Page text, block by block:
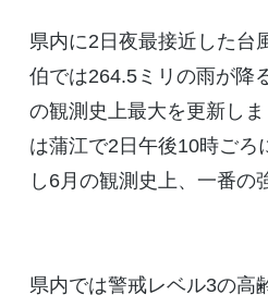
県内に2日夜最接近した台
伯では264.5ミリの雨が降
の観測史上最大を更新し
は蒲江で2日午後10時ごろ
し6月の観測史上、一番の
県内では警戒レベル3の高